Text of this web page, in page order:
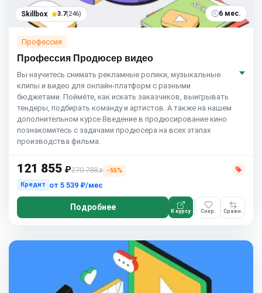
Skillbox 3.7(246) 6 мес.
Профессия
Профессия Продюсер видео
Вы научитесь снимать рекламные ролики, музыкальные
клипы и видео для онлайн-платформ с разными
бюджетами. Поймёте, как искать заказчиков, выигрывать
тендеры, подбирать команду и артистов. А также на нашем
дополнительном курсе Введение в продюсирование кино
познакомитесь с задачами продюсера на всех этапах
производства фильма.
121 855 ₽270 788₽
−55%
Кредит
от 5 539 ₽/мес
Подробнее К курсу Сохр. Сравн.